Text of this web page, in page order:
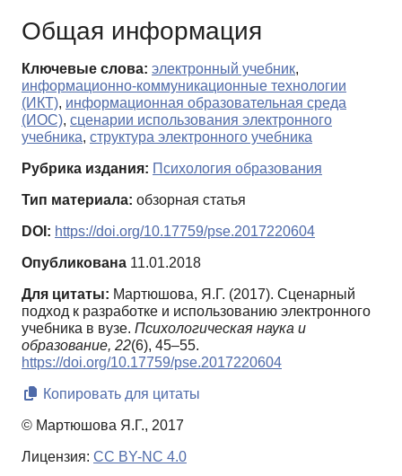
Общая информация
Ключевые слова: электронный учебник,
информационно-коммуникационные технологии
(ИКТ), информационная образовательная среда
(ИОС), сценарии использования электронного
учебника, структура электронного учебника
Рубрика издания: Психология образования
Тип материала: обзорная статья
DOI: https://doi.org/10.17759/pse.2017220604
Опубликована 11.01.2018
Для цитаты: Мартюшова, Я.Г. (2017). Сценарный
подход к разработке и использованию электронного
учебника в вузе. Психологическая наука и
образование, 22(6), 45–55.
https://doi.org/10.17759/pse.2017220604
Копировать для цитаты
© Мартюшова Я.Г., 2017
Лицензия: CC BY-NC 4.0